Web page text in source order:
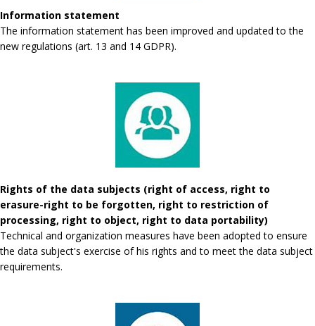
Information statement
The information statement has been improved and updated to the
new regulations (art. 13 and 14 GDPR).
Rights of the data subjects (right of access, right to
erasure-right to be forgotten, right to restriction of
processing, right to object, right to data portability)
Technical and organization measures have been adopted to ensure
the data subject's exercise of his rights and to meet the data subject
requirements.